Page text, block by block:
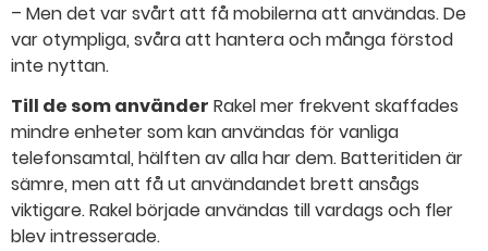
– Men det var svårt att få mobilerna att användas. De
var otympliga, svåra att hantera och många förstod
inte nyttan.
Till de som använder Rakel mer frekvent skaffades
mindre enheter som kan användas för vanliga
telefonsamtal, hälften av alla har dem. Batteritiden är
sämre, men att få ut användandet brett ansågs
viktigare. Rakel började användas till vardags och fler
blev intresserade.